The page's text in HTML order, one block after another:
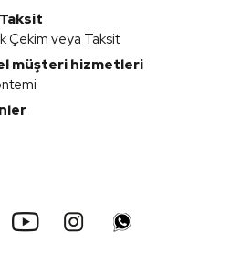
Çekim veya Taksit
müşteri hizmetleri